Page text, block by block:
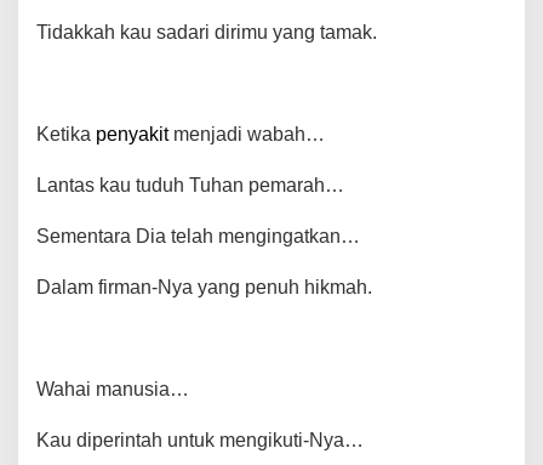
Tidakkah kau sadari dirimu yang tamak.
Ketika penyakitmenjadi wabah…
Lantas kau tuduh Tuhan pemarah…
Sementara Dia telah mengingatkan…
Dalam firman-Nya yang penuh hikmah.
Wahai manusia…
Kau diperintah untuk mengikuti-Nya…